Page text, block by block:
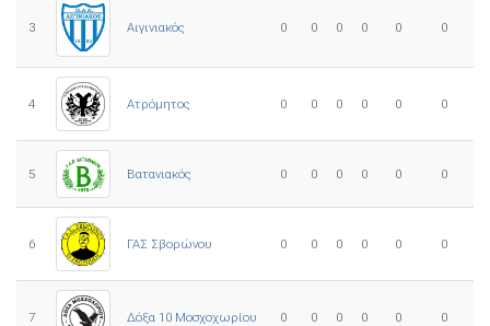
3 Αιγινιακός 0 0 0 0 0 0
4 Ατρόμητος 0 0 0 0 0 0
5 Βατανιακός 0 0 0 0 0 0
6 ΓΑΣ Σβορώνου 0 0 0 0 0 0
7 Δόξα 10 Μοσχοχωρίου 0 0 0 0 0 0